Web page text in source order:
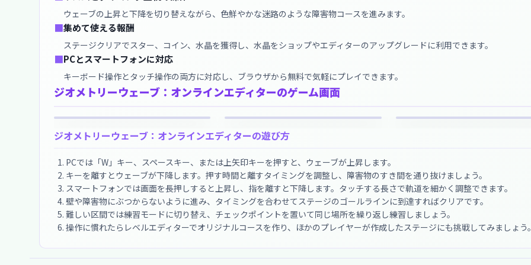
ウェーブの上昇と下降を切り替えながら、色鮮やかな迷路のような障害物コースを進みます。
■集めて使える報酬
ステージクリアでスター、コイン、水晶を獲得し、水晶をショップやエディターのアップグレードに利用できます。
■PCとスマートフォンに対応
キーボード操作とタッチ操作の両方に対応し、ブラウザから無料で気軽にプレイできます。
ジオメトリーウェーブ：オンラインエディターのゲーム画面
ジオメトリーウェーブ：オンラインエディターの遊び方
PCでは「W」キー、スペースキー、または上矢印キーを押すと、ウェーブが上昇します。
キーを離すとウェーブが下降します。押す時間と離すタイミングを調整し、障害物のすき間を通り抜けましょう。
スマートフォンでは画面を長押しすると上昇し、指を離すと下降します。タッチする長さで軌道を細かく調整できます。
壁や障害物にぶつからないように進み、タイミングを合わせてステージのゴールラインに到達すればクリアです。
難しい区間では練習モードに切り替え、チェックポイントを置いて同じ場所を繰り返し練習しましょう。
操作に慣れたらレベルエディターでオリジナルコースを作り、ほかのプレイヤーが作成したステージにも挑戦してみましょう